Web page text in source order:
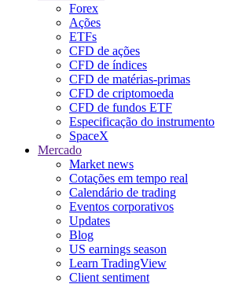
Forex
Ações
ETFs
CFD de ações
CFD de índices
CFD de matérias-primas
CFD de criptomoeda
CFD de fundos ETF
Especificação do instrumento
SpaceX
Mercado
Market news
Cotações em tempo real
Calendário de trading
Eventos corporativos
Updates
Blog
US earnings season
Learn TradingView
Client sentiment